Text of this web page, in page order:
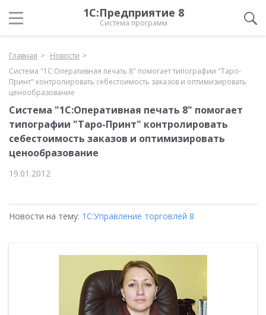
1С:Предприятие 8
Система программ
Главная
Новости
Система "1С:Оперативная печать 8" помогает типографии "Таро-
Принт" контролировать себестоимость заказов и оптимизировать
ценообразование
Система "1С:Оперативная печать 8" помогает
типографии "Таро-Принт" контролировать
себестоимость заказов и оптимизировать
ценообразование
19.01.2012
Новости на тему: 1С:Управление торговлей 8